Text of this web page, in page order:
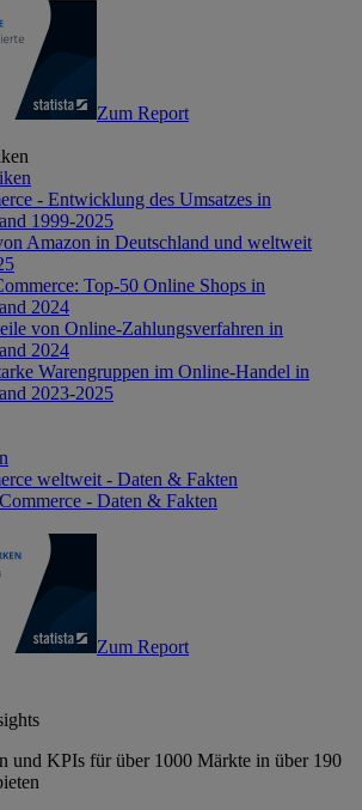
Zum Report
- Entwicklung des Umsatzes in
1999-2025
Amazon in Deutschland und weltweit
Top-50 Online Shops in
2024
von Online-Zahlungsverfahren in
2024
Warengruppen im Online-Handel in
2023-2025
weltweit - Daten & Fakten
- Daten & Fakten
Zum Report
und KPIs für über 1000 Märkte in über 190